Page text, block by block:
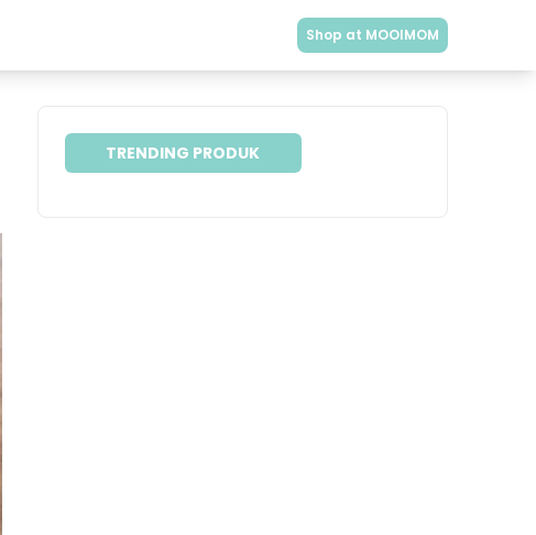
Shop at MOOIMOM
TRENDING PRODUK